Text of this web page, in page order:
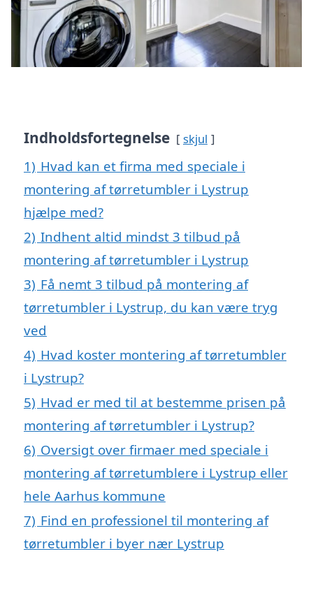
Indholdsfortegnelse skjul
1) Hvad kan et firma med speciale i
montering af tørretumbler i Lystrup
hjælpe med?
2) Indhent altid mindst 3 tilbud på
montering af tørretumbler i Lystrup
3) Få nemt 3 tilbud på montering af
tørretumbler i Lystrup, du kan være tryg
ved
4) Hvad koster montering af tørretumbler
i Lystrup?
5) Hvad er med til at bestemme prisen på
montering af tørretumbler i Lystrup?
6) Oversigt over firmaer med speciale i
montering af tørretumblere i Lystrup eller
hele Aarhus kommune
7) Find en professionel til montering af
tørretumbler i byer nær Lystrup